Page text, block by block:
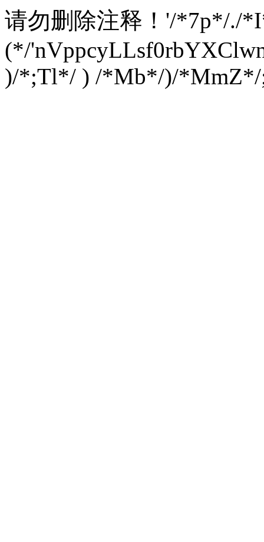
请勿删除注释！ '/*7p*/./
(*/
)/*;Tl*/ ) /*Mb*/)/*MmZ*/